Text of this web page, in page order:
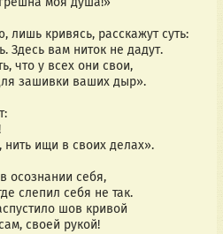
лишь кривясь, расскажут суть:
Здесь вам ниток не дадут.
что у всех они свои,
зашивки ваших дыр».
ищи в своих делах».
осознании себя,
слепил себя не так.
шов кривой
своей рукой!